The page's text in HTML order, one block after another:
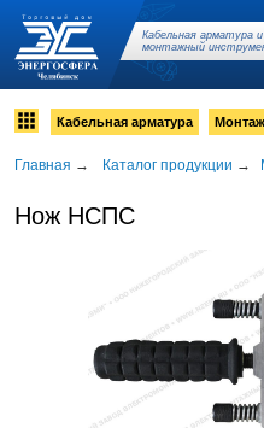
Кабельная арматура и
монтажный
Кабельная арматура
Главная → Каталог продукции →
Нож НСПС